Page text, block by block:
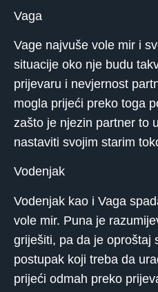
Vaga
Vage najvuše vole mir i
situacije oko nje budu
prijevaru i nevjernost
mogla prijeći preko toga
zašto je njezin partner to
nastaviti svojim starim
Vodenjak
Vodenjak kao i Vaga
vole mir. Puna je
griješiti, pa da je oproštaj
postupak koji treba da
prijeći odmah preko